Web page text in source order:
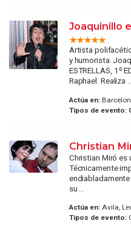
Joaquinillo
Artista
y humorista.
ESTRELLAS, 1º
Raphael. Realiza
Actúa en:
Tipos de evento:
Christian
Christian Miró es
Técnicamente
su ...
Actúa en:Avila,
Tipos de evento: